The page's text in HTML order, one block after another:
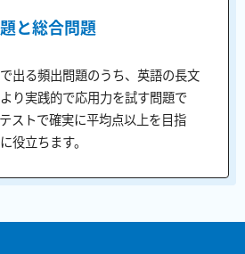
と総合問題
出る頻出問題のうち、英語の長文
り実践的で応用力を試す問題で
ストで確実に平均点以上を目指
役立ちます。